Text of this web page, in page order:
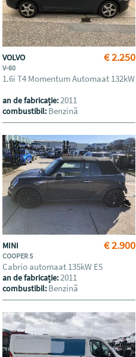
€ 2.250
VOLVO
V-60
1.6i T4 Momentum Automaat 132kW
an de fabricație:2011
combustibil: Benzină
€ 2.900
MINI
COOPER S
Cabrio automaat 135kW E5
an de fabricație:2011
combustibil: Benzină